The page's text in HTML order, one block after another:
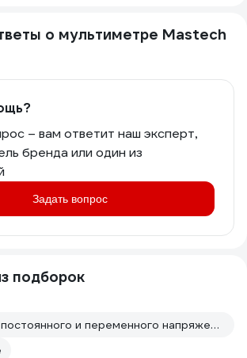
о мультиметре Mastech
– вам ответит наш эксперт,
бренда или один из
Задать вопрос
подборок
для измерения постоянного и переменного напряжения